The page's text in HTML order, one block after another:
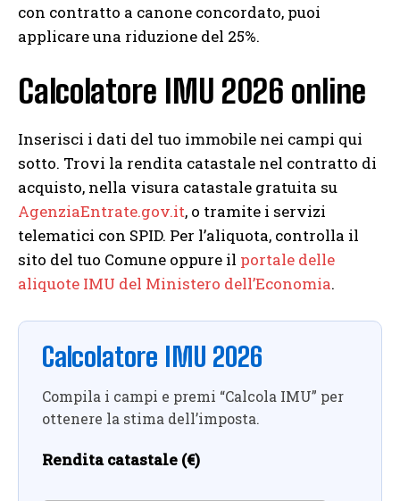
con contratto a canone concordato, puoi
applicare una riduzione del 25%.
Calcolatore IMU 2026 online
Inserisci i dati del tuo immobile nei campi qui
sotto. Trovi la rendita catastale nel contratto di
acquisto, nella visura catastale gratuita su
AgenziaEntrate.gov.it, o tramite i servizi
telematici con SPID. Per l’aliquota, controlla il
sito del tuo Comune oppure il portale delle
aliquote IMU del Ministero dell’Economia.
Calcolatore IMU 2026
Compila i campi e premi “Calcola IMU” per
ottenere la stima dell’imposta.
Rendita catastale (€)